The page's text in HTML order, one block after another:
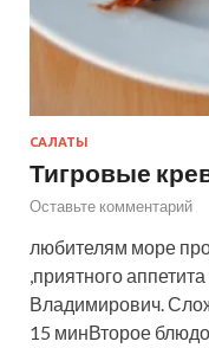
САЛАТЫ
Тигровые
Оставьте комментарий
любителям море
,приятного
Владимирович.
15 минВторое